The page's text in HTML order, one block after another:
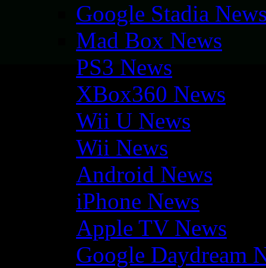
Google Stadia
Mad Box News
PS3 News
XBox360 News
Wii U News
Wii News
Android News
iPhone News
Apple TV News
Google Daydream